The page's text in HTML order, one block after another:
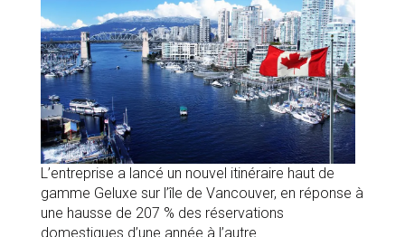
L’entreprise a lancé un nouvel itinéraire haut de
gamme Geluxe sur l’île de Vancouver, en réponse à
une hausse de 207 % des réservations
domestiques d’une année à l’autre.